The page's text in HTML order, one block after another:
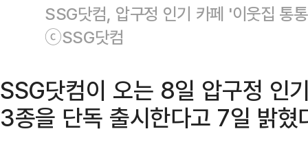
SSG닷컴, 압구정 인기 카페 '이웃집 통
ⓒSSG닷컴
SSG닷컴이 오는 8일 압구정 인
3종을 단독 출시한다고 7일 밝혔